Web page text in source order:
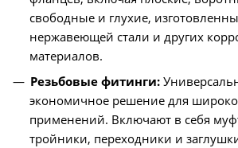
свободные и глухие,
нержавеющей стали и других
материалов.
Резьбовые фитинги:
экономичное решение для
применений. Включают в себя
тройники, переходники и